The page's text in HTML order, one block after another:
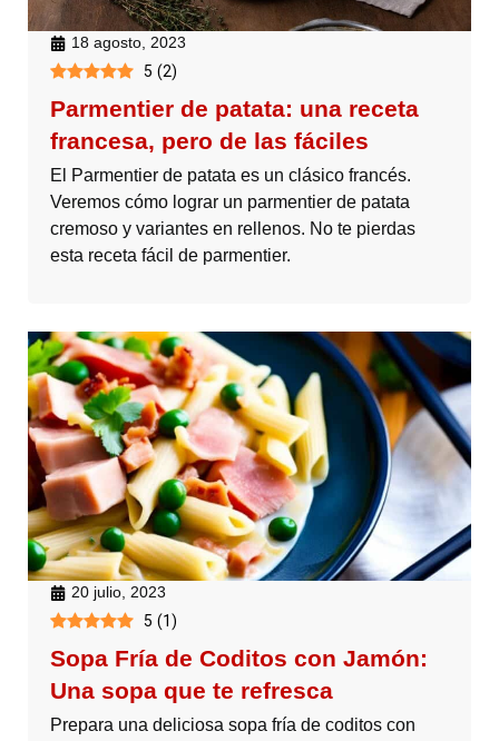
18 agosto, 2023
5 (2)
Parmentier de patata: una receta
francesa, pero de las fáciles
El Parmentier de patata es un clásico francés.
Veremos cómo lograr un parmentier de patata
cremoso y variantes en rellenos. No te pierdas
esta receta fácil de parmentier.
20 julio, 2023
5 (1)
Sopa Fría de Coditos con Jamón:
Una sopa que te refresca
Prepara una deliciosa sopa fría de coditos con